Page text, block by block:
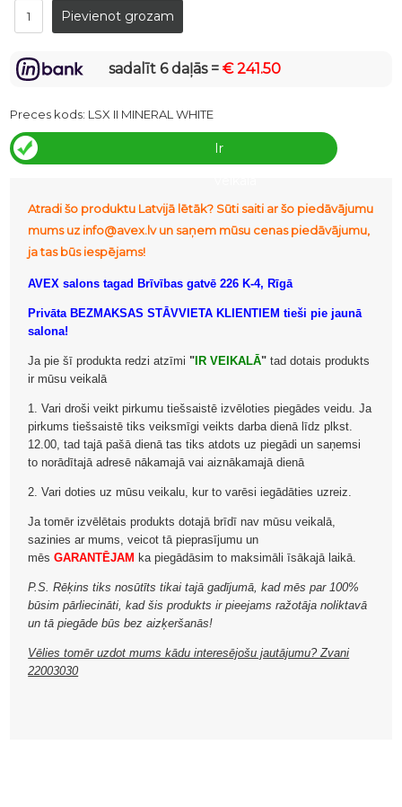
sadalīt 6 daļās =€ 241.50
Preces kods: LSX II MINERAL WHITE
Ir
Atradi šo produktu Latvijā lētāk? Sūti saiti ar šo piedāvājumu
mums uz info@avex.lv un saņem mūsu cenas piedāvājumu,
ja tas būs iespējams!
AVEX salons tagad Brīvības gatvē 226 K-4, Rīgā
Privāta BEZMAKSAS STĀVVIETA KLIENTIEM tieši pie jaunā
salona!
Ja pie šī produkta redzi atzīmi " IR VEIKALĀ" tad dotais produkts
ir mūsu veikalā
1. Vari droši veikt pirkumu tiešsaistē izvēloties piegādes veidu. Ja
pirkums tiešsaistē tiks veiksmīgi veikts darba dienā līdz plkst.
12.00, tad tajā pašā dienā tas tiks atdots uz piegādi un saņemsi
to norādītajā adresē nākamajā vai aiznākamajā dienā
2. Vari doties uz mūsu veikalu, kur to varēsi iegādāties uzreiz.
Ja tomēr izvēlētais produkts dotajā brīdī nav mūsu veikalā,
sazinies ar mums, veicot tā pieprasījumu un
mēsGARANTĒJAM ka piegādāsim to maksimāli īsākajā laikā.
P.S. Rēķins tiks nosūtīts tikai tajā gadījumā, kad mēs par 100%
būsim pārliecināti, kad šis produkts ir pieejams ražotāja noliktavā
un tā piegāde būs bez aizķeršanās!
Vēlies tomēr uzdot mums kādu interesējošu jautājumu? Zvani
22003030